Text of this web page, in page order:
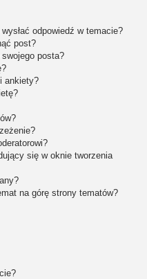
odpowiedź w temacie?
post?
posta?
ankiety?
się w oknie tworzenia
na górę strony tematów?